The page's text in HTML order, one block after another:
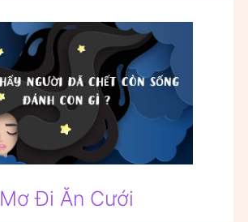
Mơ Đi Ăn Cưới